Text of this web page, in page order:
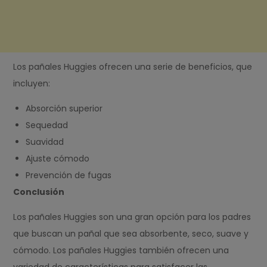
Los pañales Huggies ofrecen una serie de beneficios, que
incluyen:
Absorción superior
Sequedad
Suavidad
Ajuste cómodo
Prevención de fugas
Conclusión
Los pañales Huggies son una gran opción para los padres
que buscan un pañal que sea absorbente, seco, suave y
cómodo. Los pañales Huggies también ofrecen una